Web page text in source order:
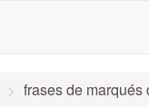
frases de marqués